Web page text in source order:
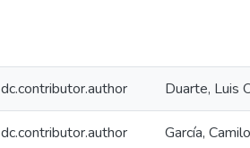
dc.contributor.author Duarte, Luis
dc.contributor.author García,